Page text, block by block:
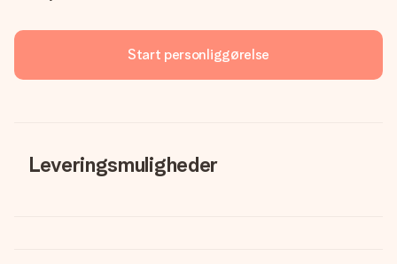
Start personliggørelse
Leveringsmuligheder